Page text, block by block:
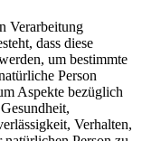
Verarbeitung
dass diese
um bestimmte
Person
Aspekte bezüglich
Verhalten,